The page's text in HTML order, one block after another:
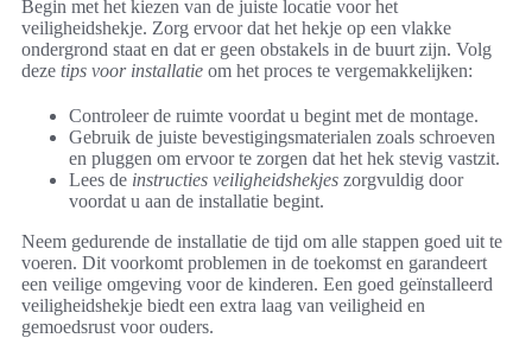
Begin met het kiezen van de juiste locatie voor het
veiligheidshekje. Zorg ervoor dat het hekje op een vlakke
ondergrond staat en dat er geen obstakels in de buurt zijn. Volg
deze tips voor installatie om het proces te vergemakkelijken:
Controleer de ruimte voordat u begint met de montage.
Gebruik de juiste bevestigingsmaterialen zoals schroeven
en pluggen om ervoor te zorgen dat het hek stevig vastzit.
Lees de instructies veiligheidshekjes zorgvuldig door
voordat u aan de installatie begint.
Neem gedurende de installatie de tijd om alle stappen goed uit te
voeren. Dit voorkomt problemen in de toekomst en garandeert
een veilige omgeving voor de kinderen. Een goed geïnstalleerd
veiligheidshekje biedt een extra laag van veiligheid en
gemoedsrust voor ouders.